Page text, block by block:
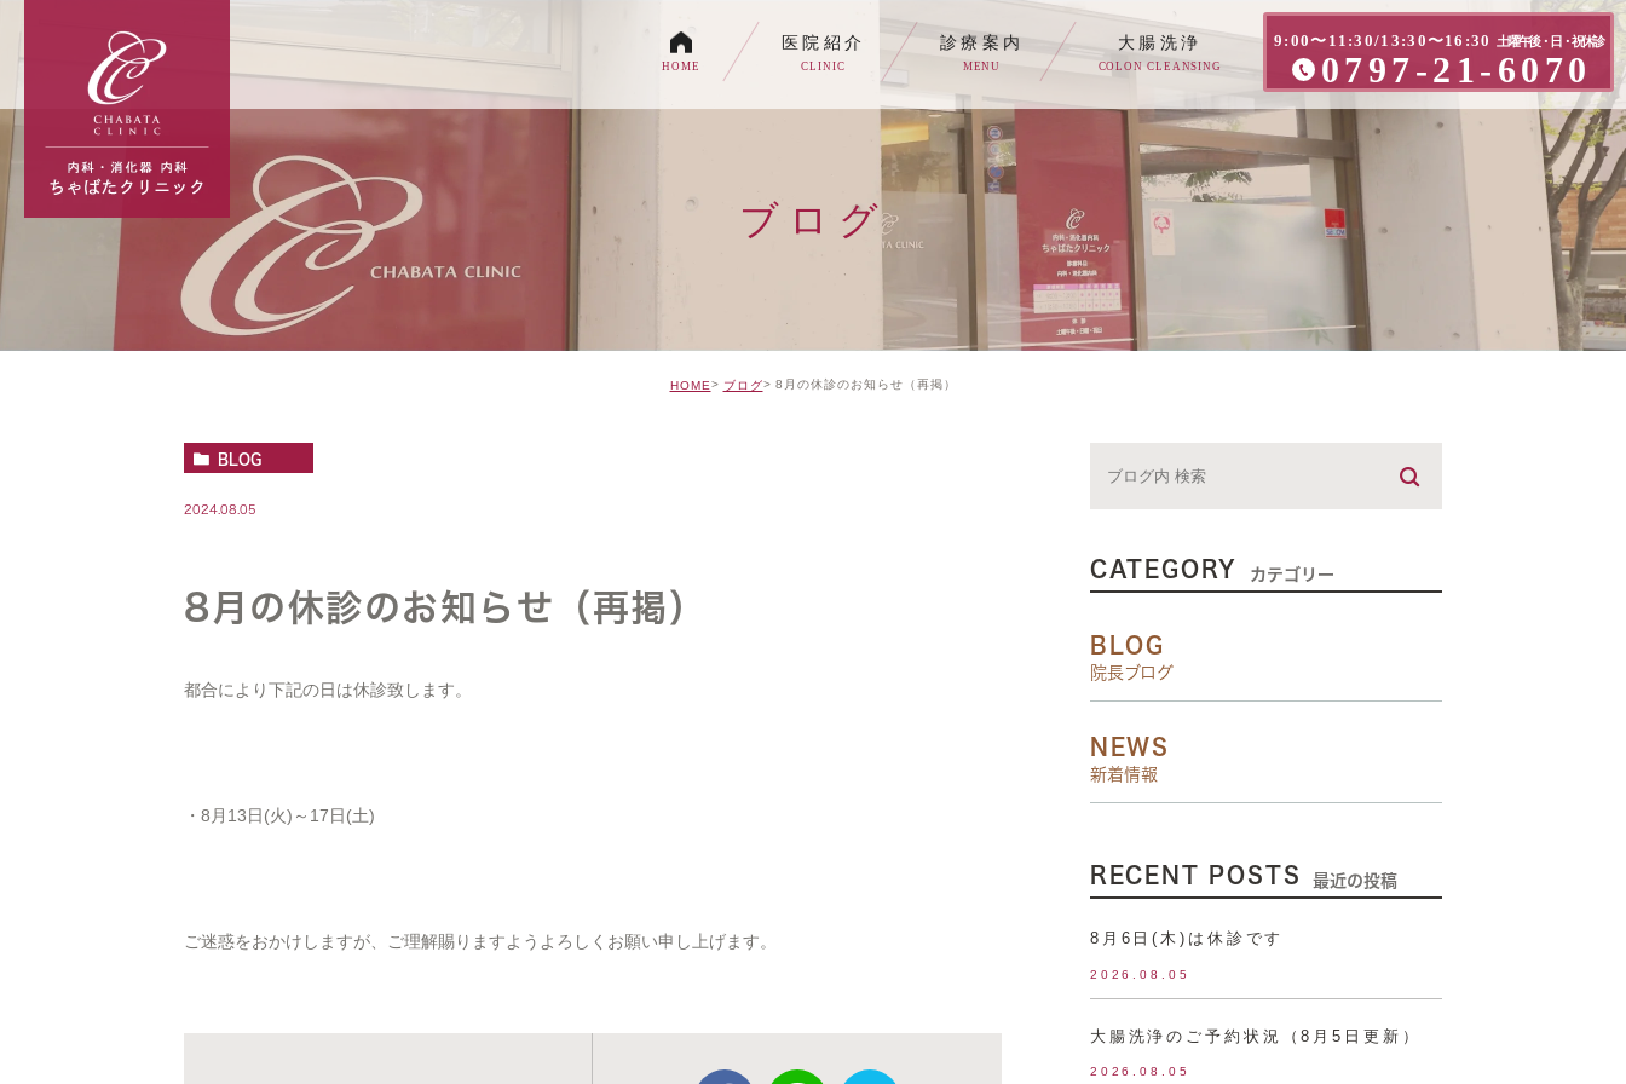
9:00〜11:30/13:30〜16:30 土曜午後・日・祝休診
0797-21-6070
HOME
医院紹介
CLINIC
診療案内
MENU
各種内視鏡検査について
生活習慣病
消化器内科・内科
トイレの症状でお悩みの方へ
大腸洗浄
COLON CLEANSING
ブログ
HOME ブログ 8月の休診のお知らせ（再掲）
BLOG
2024.08.05
8月の休診のお知らせ（再掲）
都合により下記の日は休診致します。
・8月13日(火)～17日(土)
ご迷惑をおかけしますが、ご理解賜りますようよろしくお願い申し上げます。
CATEGORY カテゴリー
BLOG
院長ブログ
NEWS
新着情報
RECENT POSTS 最近の投稿
8月6日(木)は休診です
2026.08.05
大腸洗浄のご予約状況（8月5日更新）
2026.08.05